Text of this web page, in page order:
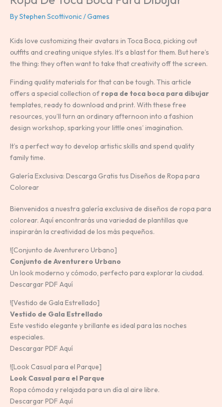
ByStephen Scottivonic/Games
Kids love customizing their avatars in Toca Boca, picking out
outfits and creating unique styles. It’s a blast for them. But here’s
the thing: they often want to take that creativity off the screen.
Finding quality materials for that can be tough. This article
offers a special collection of ropa de toca boca para dibujar
templates, ready to download and print. With these free
resources, you’ll turn an ordinary afternoon into a fashion
design workshop, sparking your little ones’ imagination.
It’s a perfect way to develop artistic skills and spend quality
family time.
Galería Exclusiva: Descarga Gratis tus Diseños de Ropa para
Colorear
Bienvenidos a nuestra galería exclusiva de diseños de ropa para
colorear. Aquí encontrarás una variedad de plantillas que
inspirarán la creatividad de los más pequeños.
![Conjunto de Aventurero Urbano]
Conjunto de Aventurero Urbano
Un look moderno y cómodo, perfecto para explorar la ciudad.
Descargar PDF Aquí
![Vestido de Gala Estrellado]
Vestido de Gala Estrellado
Este vestido elegante y brillante es ideal para las noches
especiales.
Descargar PDF Aquí
![Look Casual para el Parque]
Look Casual para el Parque
Ropa cómoda y relajada para un día al aire libre.
Descargar PDF Aquí